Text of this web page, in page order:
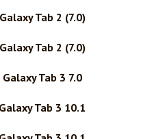
Tab 2 (7.0)
Tab 2 (7.0)
Tab 3 7.0
Tab 3 10.1